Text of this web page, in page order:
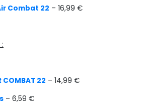
Combat 22 – 16,99 €
22 – 14,99 €
– 6,59 €